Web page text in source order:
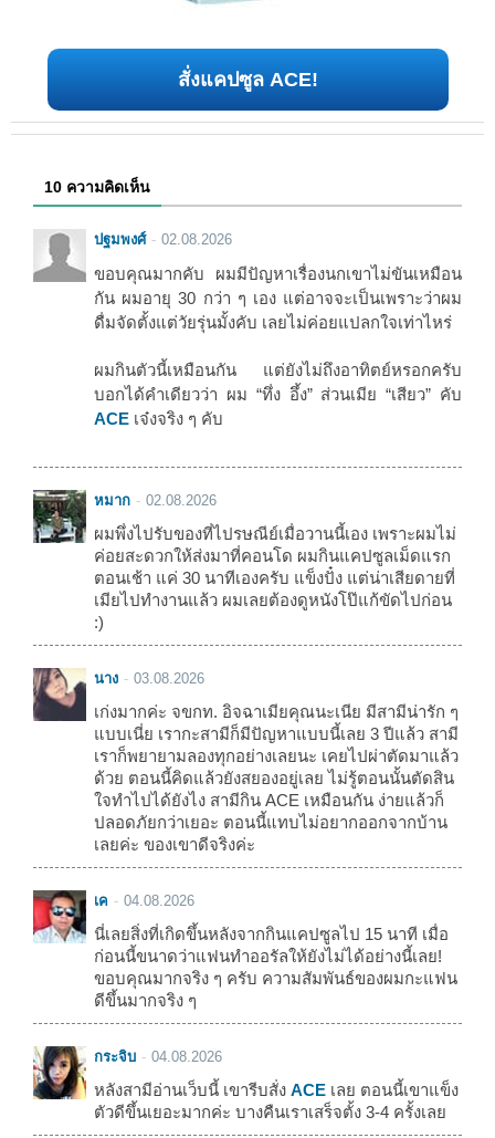
สั่งแคปซูล ACE!
10 ความคิดเห็น
ปฐมพงศ์ 02.08.2026
ขอบคุณมากคับ ผมมีปัญหาเรื่องนกเขาไม่ขันเหมือน
กัน ผมอายุ 30 กว่า ๆ เอง แต่อาจจะเป็นเพราะว่าผม
ดื่มจัดตั้งแต่วัยรุ่นมั้งคับ เลยไม่ค่อยแปลกใจเท่าไหร่
ผมกินตัวนี้เหมือนกัน แต่ยังไม่ถึงอาทิตย์หรอกครับ
บอกได้คำเดียวว่า ผม “ทึ่ง อึ้ง” ส่วนเมีย “เสียว” คับ
ACE เจ๋งจริง ๆ คับ
หมาก 02.08.2026
ผมพึ่งไปรับของที่ไปรษณีย์เมื่อวานนี้เอง เพราะผมไม่
ค่อยสะดวกให้ส่งมาที่คอนโด ผมกินแคปซูลเม็ดแรก
ตอนเช้า แค่ 30 นาทีเองครับ แข็งปั๋ง แต่น่าเสียดายที่
เมียไปทำงานแล้ว ผมเลยต้องดูหนังโป๊แก้ขัดไปก่อน
:)
นาง 03.08.2026
เก่งมากค่ะ จขกท. อิจฉาเมียคุณนะเนีย มีสามีน่ารัก ๆ
แบบเนี่ย เรากะสามีก็มีปัญหาแบบนี้เลย 3 ปีแล้ว สามี
เราก็พยายามลองทุกอย่างเลยนะ เคยไปผ่าตัดมาแล้ว
ด้วย ตอนนี้คิดแล้วยังสยองอยู่เลย ไม่รู้ตอนนั้นตัดสิน
ใจทำไปได้ยังไง สามีกิน ACE เหมือนกัน ง่ายแล้วก็
ปลอดภัยกว่าเยอะ ตอนนี้แทบไม่อยากออกจากบ้าน
เลยค่ะ ของเขาดีจริงค่ะ
เค 04.08.2026
นี่เลยสิ่งที่เกิดขึ้นหลังจากกินแคปซูลไป 15 นาที เมื่อ
ก่อนนี้ขนาดว่าแฟนทำออรัลให้ยังไม่ได้อย่างนี้เลย!
ขอบคุณมากจริง ๆ ครับ ความสัมพันธ์ของผมกะแฟน
ดีขึ้นมากจริง ๆ
กระจิบ 04.08.2026
หลังสามีอ่านเว็บนี้ เขารีบสั่ง ACE เลย ตอนนี้เขาแข็ง
ตัวดีขึ้นเยอะมากค่ะ บางคืนเราเสร็จตั้ง 3-4 ครั้งเลย